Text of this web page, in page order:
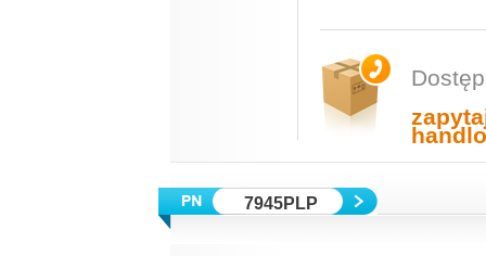
7945PLP